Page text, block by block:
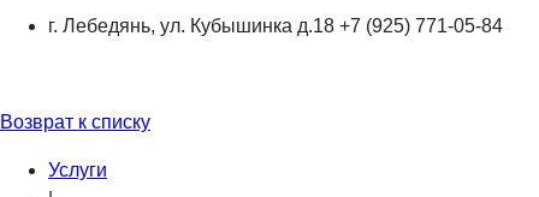
г. Лебедянь, ул. Кубышинка д.18 +7 (925) 771-05-84
Возврат к списку
Услуги